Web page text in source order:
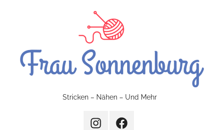
FrauSonnenburg
Stricken – Nähen – Und Mehr
InstagramFacebook